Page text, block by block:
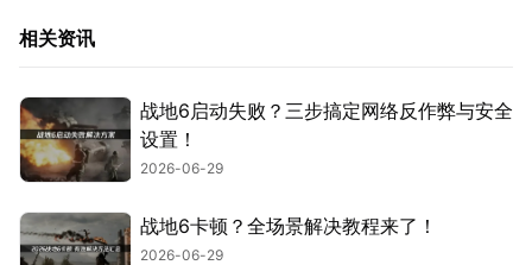
相关资讯
战地6启动失败？三步搞定网络反作弊与安全
设置！
2026-06-29
战地6卡顿？全场景解决教程来了！
2026-06-29